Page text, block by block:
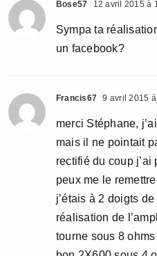
Bose57 12 avril 2015 à
Sympa ta
un facebook?
Francis67 9 avril 2015
merci Stéphane,
mais il ne pointait
rectifié du coup
peux me le
j’étais à 2 doigts
réalisation de
tourne sous 8